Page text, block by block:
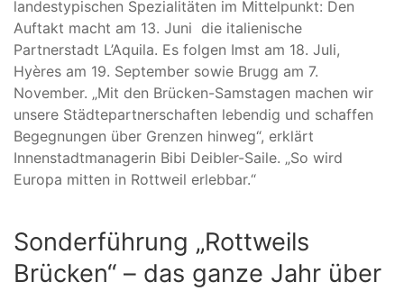
landestypischen Spezialitäten im Mittelpunkt: Den
Auftakt macht am 13. Juni die italienische
Partnerstadt L’Aquila. Es folgen Imst am 18. Juli,
Hyères am 19. September sowie Brugg am 7.
November. „Mit den Brücken-Samstagen machen wir
unsere Städtepartnerschaften lebendig und schaffen
Begegnungen über Grenzen hinweg“, erklärt
Innenstadtmanagerin Bibi Deibler-Saile. „So wird
Europa mitten in Rottweil erlebbar.“
Sonderführung „Rottweils
Brücken“ – das ganze Jahr über